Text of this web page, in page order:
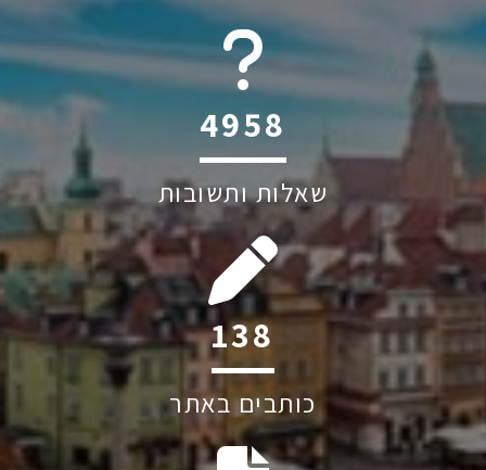
6045
שאלות ותשובות
209
כותבים באתר